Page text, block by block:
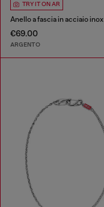
TRY IT ON AR
Anello a fascia in acciaio inox
€69.00
ARGENTO